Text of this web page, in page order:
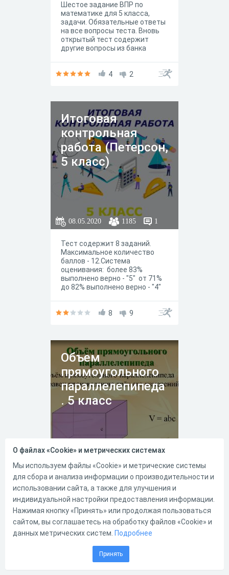
Шестое задание ВПР по
математике для 5 класса,
задачи. Обязательные ответы
на все вопросы теста. Вновь
открытый тест содержит
другие вопросы из банка
4 2
Итоговая
контрольная
работа (Петерсон,
5 класс)
08.05.2020 1185 1
Тест содержит 8 заданий.
Максимальное количество
баллов - 12.Система
оценивания: более 83%
выполнено верно - "5" от 71%
до 82% выполнено верно - "4"
выполнено верно - "2" Оценка
8 9
Объем
прямоугольного
параллелепипеда
. 5 класс
Данный тест предназначен
для закрепления материала по
теме "Объем прямоугольного
параллелепипеда" 5 класс.
Очень внимательно читайте
задание и инструкцию к
работе. Желаю удачи!!!
5
О файлах «Cookie» и метрических системах
Мы используем файлы «Cookie» и метрические системы
для сбора и анализа информации о производительности и
использовании сайта, а также для улучшения и
индивидуальной настройки предоставления информации.
Нажимая кнопку «Принять» или продолжая пользоваться
сайтом, вы соглашаетесь на обработку файлов «Cookie» и
данных метрических систем. Подробнее
Принять